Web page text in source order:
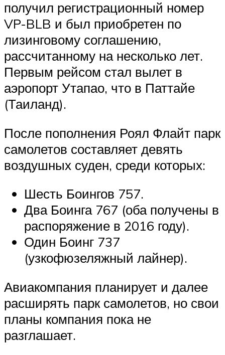
получил регистрационный номер
VP-BLB и был приобретен по
лизинговому соглашению,
рассчитанному на несколько лет.
Первым рейсом стал вылет в
аэропорт Утапао, что в Паттайе
(Таиланд).
После пополнения Роял Флайт парк
самолетов составляет девять
воздушных суден, среди которых:
Шесть Боингов 757.
Два Боинга 767 (оба получены в
распоряжение в 2016 году).
Один Боинг 737
(узкофюзеляжный лайнер).
Авиакомпания планирует и далее
расширять парк самолетов, но свои
планы компания пока не
разглашает.